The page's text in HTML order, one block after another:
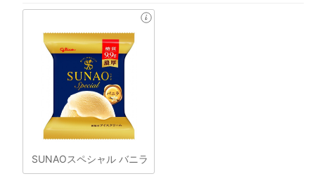
SUNAOスペシャル バニラ